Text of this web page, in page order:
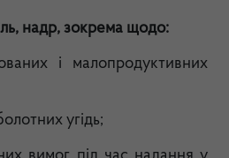
надр, зокрема щодо:
і малопродуктивних
угідь;